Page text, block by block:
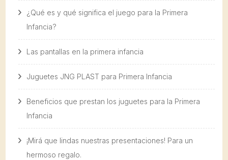
¿Qué es y qué significa el juego para la Primera
Infancia?
Las pantallas en la primera infancia
Juguetes JNG PLAST para Primera Infancia
Beneficios que prestan los juguetes para la Primera
Infancia
¡Mirá que lindas nuestras presentaciones! Para un
hermoso regalo.